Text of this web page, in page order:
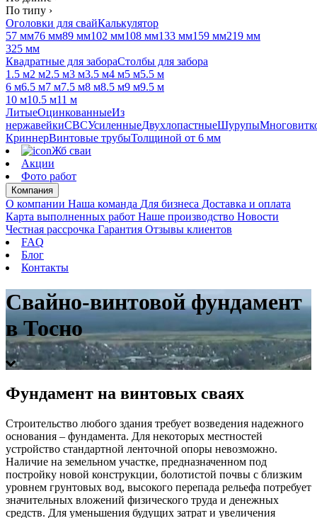
По типу ›
Оголовки для свайКалькулятор
57 мм76 мм89 мм102 мм108 мм133 мм159 мм219 мм
325 мм
Квадратные для забораСтолбы для забора
1.5 м2 м2.5 м3 м3.5 м4 м5 м5.5 м
6 м6.5 м7 м7.5 м8 м8.5 м9 м9.5 м
10 м10.5 м11 м
ЛитыеОцинкованныеИз
нержавейкиСВСУсиленныеДвухлопастныеШурупы
КриннерВинтовые трубыТолщиной от 6 мм
Жб сваи
Акции
Фото работ
Компания
О компании Наша команда Для бизнеса Доставка и оплата
Карта выполненных работ Наше производство Новости
Честная рассрочка Гарантия Отзывы клиентов
FAQ
Блог
Контакты
Свайно-винтовой фундамент
в Тосно
Фундамент на винтовых сваях
Строительство любого здания требует возведения надежного
основания – фундамента. Для некоторых местностей
устройство стандартной ленточной опоры невозможно.
Наличие на земельном участке, предназначенном под
постройку новой конструкции, болотистой почвы с близким
уровнем грунтовых вод, высокого перепада рельефа потребует
значительных вложений физического труда и денежных
средств. Для уменьшения будущих затрат и увеличения